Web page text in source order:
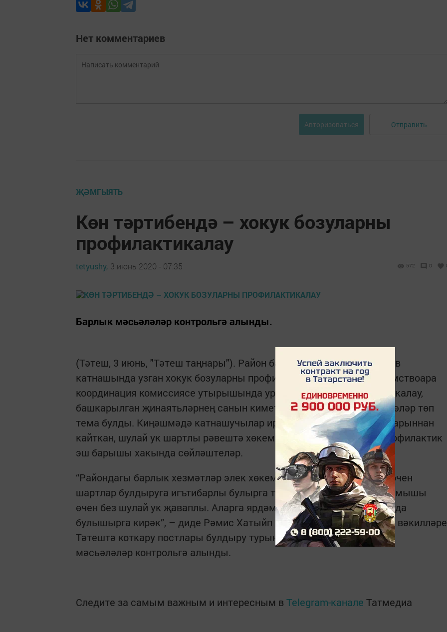
Нет комментариев
Авторизоваться Отправить
ҖӘМГЫЯТЬ
Көн тәртибендә – хокук бозуларны
профилак­тикалау
tetyushy, 3 июнь 2020 - 07:35 572 0
Барлык мәсьәләләр кон­трольгә алынды.
(Тәтеш, 3 июнь, "Тәтеш таңнары"). Район башлыгы Рәмис ­Сафиуллов
катнашында узган хокук бозуларны профилактикалау буенча ведомствоара
координация комиссиясе утырышында урам җинаятен профилактикалау,
башкарылган җинаятьләрнең санын киметү юнә­лешендәге мәсьәләләр төп
тема ­бул­ды. Киңәшмәдә катна­шучы­лар иректән мәхрүм итү урыннарыннан
кайткан, шулай ук шартлы рәвештә хөкем ителгән затлар бе­лән профилактик
эш барышы хакында сөйләштеләр.
“Райондагы барлык­ хез­мәтләр элек хөкем ите­лүчеләргә җайлашу өчен
шартлар булдыруга игътибарлы булырга тиеш. Аларның киләчәк язмышы
өчен без шулай ук җаваплы. Аларга ярдәм итәргә, хезмәткә урнашуда
булышырга кирәк”, – диде Рәмис ­Хатыйп улы. Җаваплы хезмәтләр вә­килләре
Тәтештә коткару постлары булдыру турында җиткерделәр. Барлык
мәсьәләләр кон­трольгә алынды.
Следите за самым важным и интересным в Telegram-канале Татмедиа